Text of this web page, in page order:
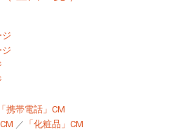
ジ
「携帯電話」CM
／ 「化粧品」CM